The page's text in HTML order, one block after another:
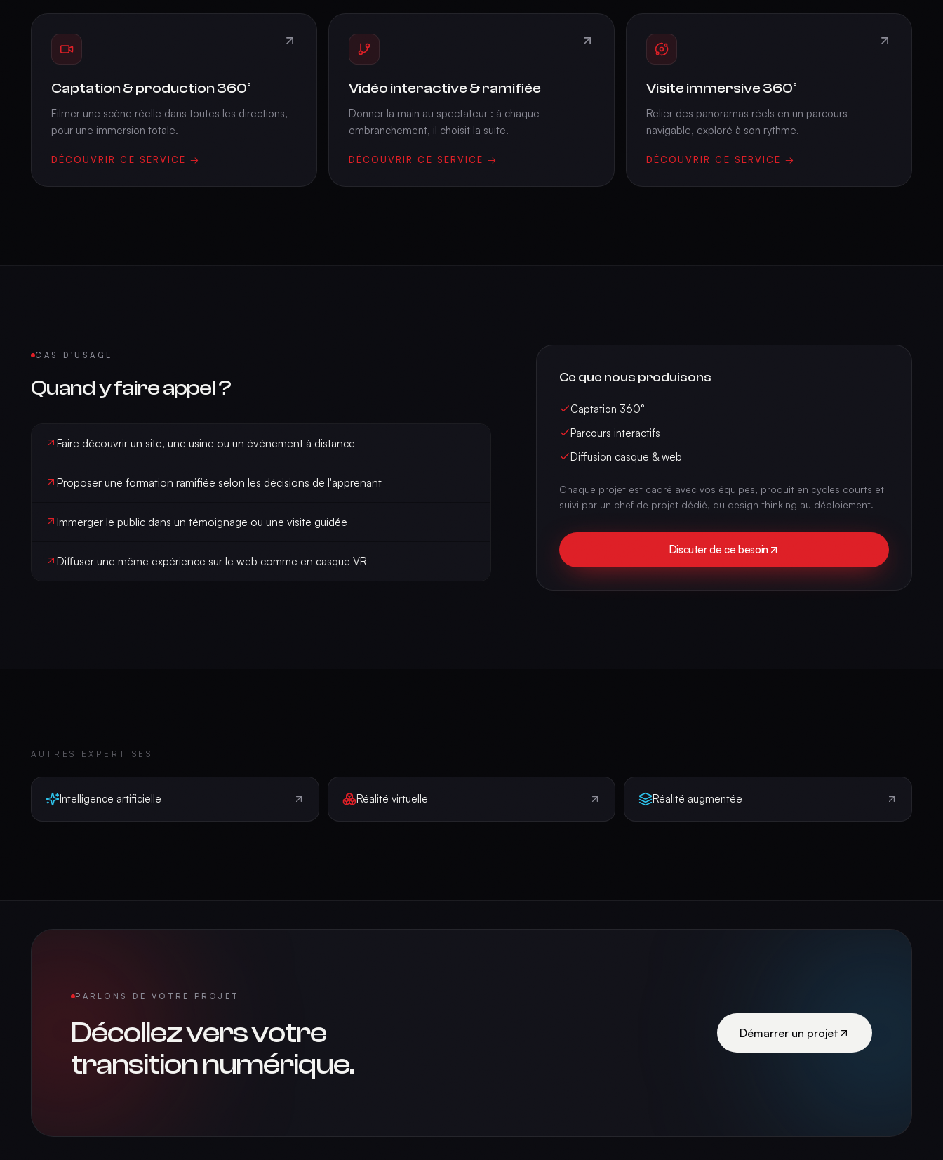
Captation & production 360°
Filmer une scène réelle dans toutes les directions,
pour une immersion totale.
DÉCOUVRIR CE SERVICE →
Vidéo interactive & ramifiée
Donner la main au spectateur : à chaque
embranchement, il choisit la suite.
DÉCOUVRIR CE SERVICE →
Visite immersive 360°
Relier des panoramas réels en un parcours
navigable, exploré à son rythme.
DÉCOUVRIR CE SERVICE →
CAS D'USAGE
Quand y faire appel ?
Faire découvrir un site, une usine ou un événement à distance
Proposer une formation ramifiée selon les décisions de l'apprenant
Immerger le public dans un témoignage ou une visite guidée
Diffuser une même expérience sur le web comme en casque VR
Ce que nous produisons
Captation 360°
Parcours interactifs
Diffusion casque & web
Chaque projet est cadré avec vos équipes, produit en cycles courts et
suivi par un chef de projet dédié, du design thinking au déploiement.
Discuter de ce besoin
AUTRES EXPERTISES
Intelligence artificielle Réalité virtuelle Réalité augmentée
PARLONS DE VOTRE PROJET
Décollez vers votre
transition numérique.
Démarrer un projet